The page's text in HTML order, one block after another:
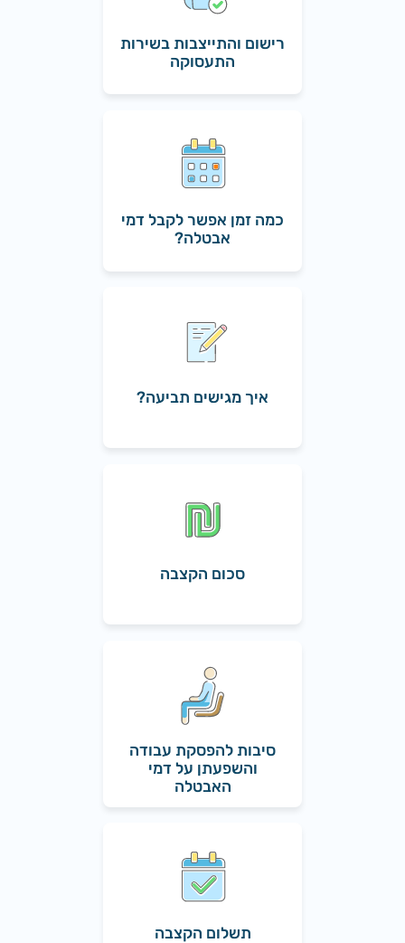
רישום והתייצבות בשירות
התעסוקה
כמה זמן אפשר לקבל דמי
אבטלה?
איך מגישים תביעה?
סכום הקצבה
סיבות להפסקת עבודה
והשפעתן על דמי
האבטלה
תשלום הקצבה